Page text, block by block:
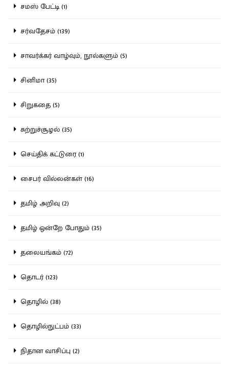
சமஸ் பேட்டி (1)
சர்வதேசம் (139)
சாவர்க்கர் வாழ்வும், நூல்களும் (5)
சினிமா (35)
சிறுகதை (5)
சுற்றுச்சூழல் (35)
செய்திக் கட்டுரை (1)
சைபர் வில்லன்கள் (16)
தமிழ் அறிவு (2)
தமிழ் ஒன்றே போதும் (35)
தலையங்கம் (72)
தொடர் (123)
தொழில் (38)
தொழில்நுட்பம் (33)
நிதான வாசிப்பு (2)